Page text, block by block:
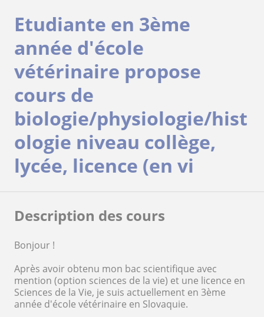
Etudiante en 3ème
année d'école
vétérinaire propose
cours de
biologie/physiologie/hist
ologie niveau collège,
lycée, licence (en vi
Description des cours
Bonjour !
Après avoir obtenu mon bac scientifique avec
mention (option sciences de la vie) et une licence en
Sciences de la Vie, je suis actuellement en 3ème
année d'école vétérinaire en Slovaquie.